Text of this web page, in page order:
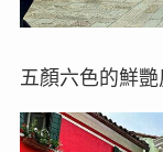
五顏六色的鮮